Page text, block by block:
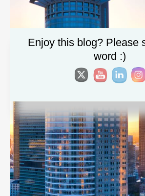
Enjoy this blog? Please
word :)